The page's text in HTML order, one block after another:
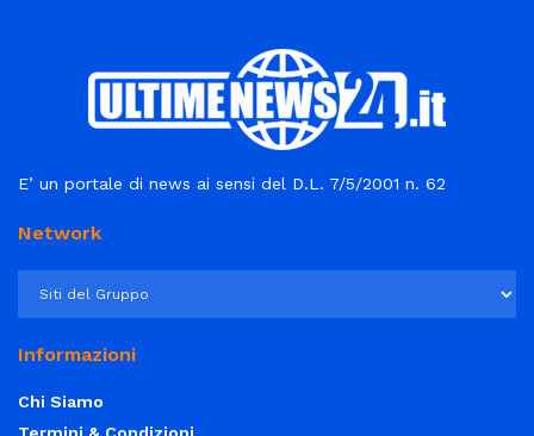
E’ un portale di news ai sensi del D.L. 7/5/2001 n. 62
Network
Informazioni
Chi Siamo